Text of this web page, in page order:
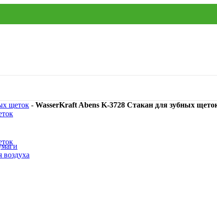
воздуха
щеток - WasserKraft Abens K-3728 Стакан для зубных